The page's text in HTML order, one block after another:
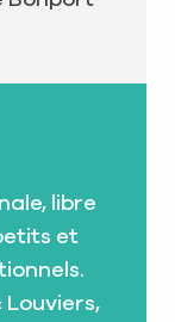
libre
et
Louviers,